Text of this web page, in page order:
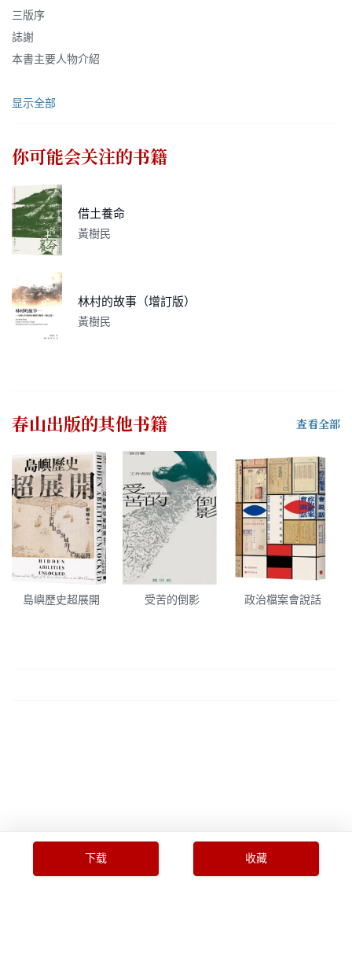
三版序
誌謝
本書主要人物介紹
显示全部
你可能会关注的书籍
借土養命
黃樹民
林村的故事（增訂版）
黃樹民
春山出版的其他书籍 查看全部
島嶼歷史超展開 受苦的倒影 政治檔案會說話
下载 收藏